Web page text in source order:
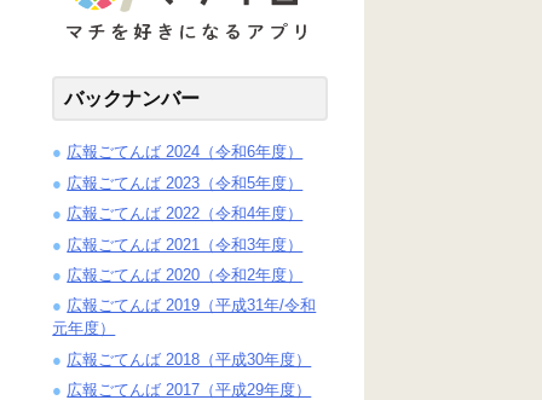
バックナンバー
広報ごてんば 2024（令和6年度）
広報ごてんば 2023（令和5年度）
広報ごてんば 2022（令和4年度）
広報ごてんば 2021（令和3年度）
広報ごてんば 2020（令和2年度）
広報ごてんば 2019（平成31年/令和
元年度）
広報ごてんば 2018（平成30年度）
広報ごてんば 2017（平成29年度）